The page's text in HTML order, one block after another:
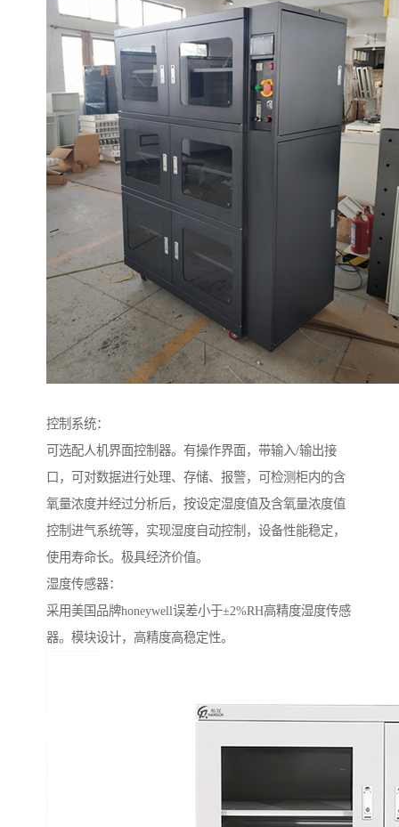
控制系统：
可选配人机界面控制器。有操作界面，带输入/输出接
口，可对数据进行处理、存储、报警，可检测柜内的含
氧量浓度并经过分析后，按设定湿度值及含氧量浓度值
控制进气系统等，实现湿度自动控制，设备性能稳定，
使用寿命长。极具经济价值。
湿度传感器：
采用美国品牌honeywell误差小于±2%RH高精度湿度传感
器。模块设计，高精度高稳定性。